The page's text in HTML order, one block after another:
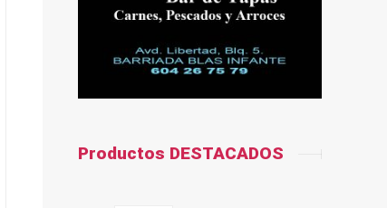
Productos DESTACADOS